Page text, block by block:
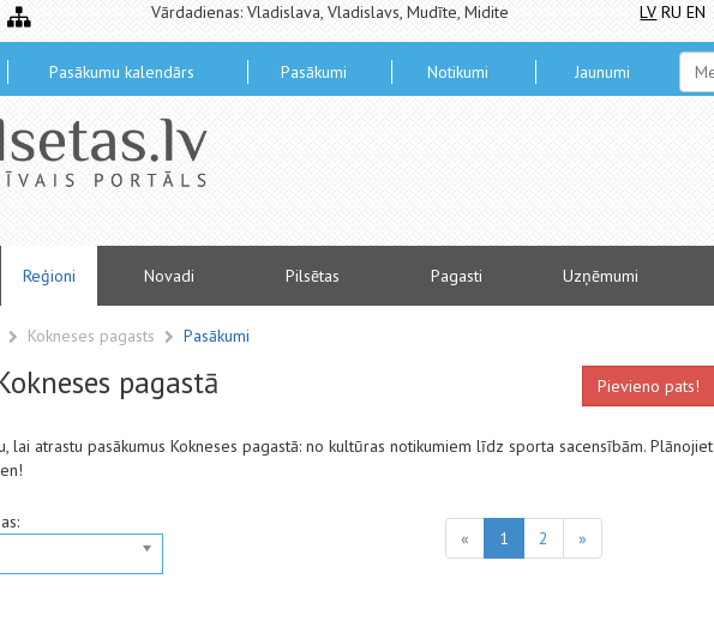
Vārdadienas: Vladislava, Vladislavs, Mudīte, Midite LV RU EN
Pasākumu kalendārs Pasākumi Notikumi Jaunumi
Reģioni Novadi Pilsētas Pagasti Uzņēmumi
Kokneses pagasts Pasākumi
pagastā Pievieno pats!
lai atrastu pasākumus Kokneses pagastā: no kultūras notikumiem līdz sporta sacensībām. Plānojiet
« 1 2 »